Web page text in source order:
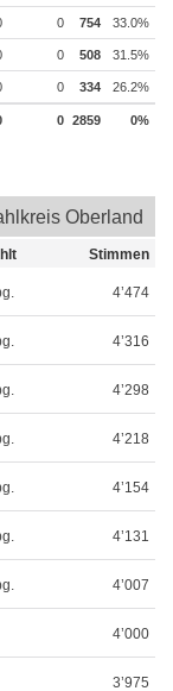
0 754 33.0%
0 508 31.5%
0 334 26.2%
0 2859 0%
Oberland
Stimmen
4’474
4’316
4’298
4’218
4’154
4’131
4’007
4’000
3’975